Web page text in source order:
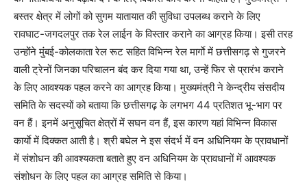
बस्तर क्षेत्र में लोगों को सुगम यातायात की सुविधा उपलब्ध कराने के लिए
रावघाट-जगदलपुर तक रेल लाईन के विस्तार कराने का आग्रह किया। इसी तरह
उन्होंने मुंबई-कोलकाता रेल रूट सहित विभिन्न रेल मार्गाे में छत्तीसगढ़ से गुजरने
वाली ट्रेनों जिनका परिचालन बंद कर दिया गया था, उन्हें फिर से प्रारंभ कराने
के लिए आवश्यक पहल करने का आग्रह किया। मुख्यमंत्री ने केन्द्रीय संसदीय
समिति के सदस्यों को बताया कि छत्तीसगढ़ के लगभग 44 प्रतिशत भू-भाग पर
वन हैं। इनमें अनुसूचित क्षेत्रों में सघन वन हैं, इस कारण यहां विभिन्न विकास
कार्याे में दिक्कत आती है। श्री बघेल ने इस संदर्भ में वन अधिनियम के प्रावधानों
में संशोधन की आवश्यकता बताते हुए वन अधिनियम के प्रावधानों में आवश्यक
संशोधन के लिए पहल का आग्रह समिति से किया।